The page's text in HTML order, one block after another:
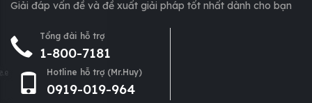
Giải đáp vấn đề và đề xuất giải pháp tốt nhất dành cho bạn
Tổng đài hỗ trợ
1-800-7181
Hotline hỗ trợ (Mr.Huy)
0919-019-964